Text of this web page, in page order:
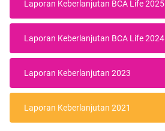
Laporan Keberlanjutan BCA Life 2025
Laporan Keberlanjutan BCA Life 2024
Laporan Keberlanjutan 2023
Laporan Keberlanjutan 2021